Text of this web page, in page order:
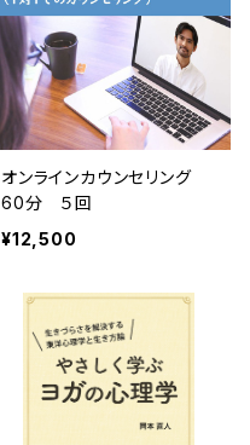
オンラインカウンセリング
60分 ５回
¥12,500